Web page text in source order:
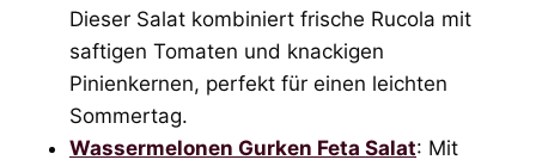
Dieser Salat kombiniert frische Rucola mit
saftigen Tomaten und knackigen
Pinienkernen, perfekt für einen leichten
Sommertag.
Wassermelonen Gurken Feta Salat: Mit